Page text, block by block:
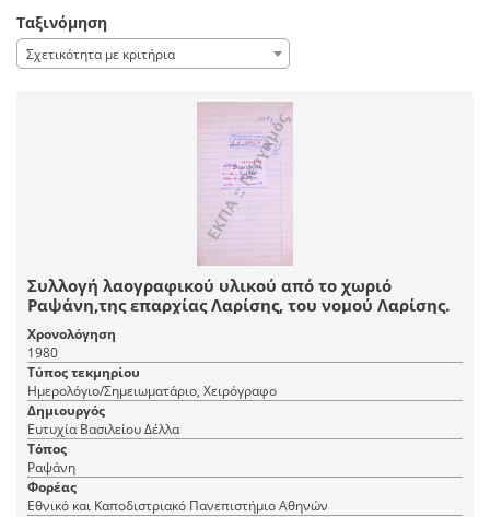
Ταξινόμηση
Σχετικότητα με κριτήρια
Συλλογή λαογραφικού υλικού από το χωριό
Ραψάνη,της επαρχίας Λαρίσης, του νομού Λαρίσης.
Χρονολόγηση
1980
Τύπος τεκμηρίου
Ημερολόγιο/Σημειωματάριο, Χειρόγραφο
Δημιουργός
Ευτυχία Βασιλείου Δέλλα
Τόπος
Ραψάνη
Φορέας
Εθνικό και Καποδιστριακό Πανεπιστήμιο Αθηνών